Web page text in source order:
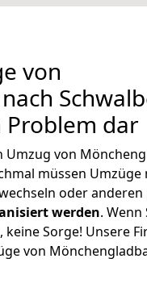
von
dar
Umzug von
müssen Umzüge
oder
werden. Wenn
Sorge! Unsere
von